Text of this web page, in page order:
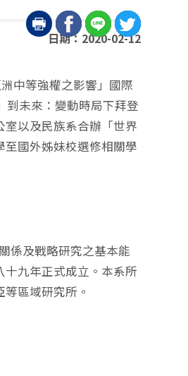
日期：2020-02-12
中等強權之影響」國際
未來：變動時局下拜登
以及民族系合辦「世界
國外姊妹校選修相關學
係及戰略研究之基本能
九年正式成立。本系所
區域研究所。